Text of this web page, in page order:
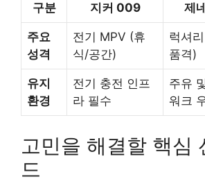
구분
지커 009 제
주요
성격
전기 MPV (휴
식/공간)
럭셔
품격)
유지
환경
전기 충전 인프
라 필수
주유
워크
고민을 해결할 핵심
드